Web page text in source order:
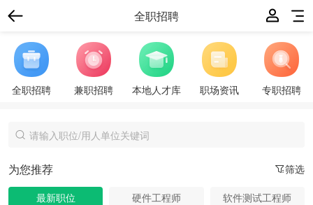
全职招聘
全职招聘 兼职招聘 本地人才库 职场资讯 专职招聘
筛选
为您推荐
最新职位 硬件工程师
软件测试工程师